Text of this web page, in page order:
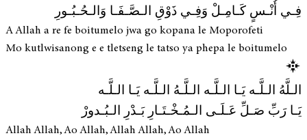
فِـي أُنْـسٍ كَـامِـلْ وَفِـي ذَوْقِ الـصَّـفَـا وَالـحُـبُـورِ
A Allah a re fe boitumelo jwa go kopana le Moporofeti
Mo kutlwisanong e e tletseng le tatso ya phepa le boitumelo
الـلَّهُ الـلَّـه يَـا الـلَّـه الـلَّـهُ الـلَّـه يَـا الـلَّـه
يَـا رَبِّ صَـلِّ عَـلَـى الـمُـخْـتَـارِ بَـدْرِ الـبُـدورْ
Allah Allah, Ao Allah, Allah Allah, Ao Allah